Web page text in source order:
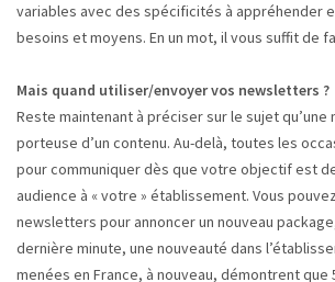
variables avec des spécificités à appréhender
besoins et moyens. En un mot, il vous suffit de
Mais quand utiliser/envoyer vos newsletters ?
Reste maintenant à préciser sur le sujet
porteuse d’un contenu. Au-delà, toutes les
pour communiquer dès que votre objectif est
audience à « votre » établissement. Vous
newsletters pour annoncer un nouveau
dernière minute, une nouveauté dans
menées en France, à nouveau, démontrent que